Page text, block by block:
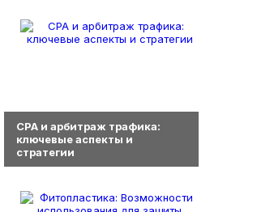
СРА и арбитраж трафика:
ключевые аспекты и
стратегии